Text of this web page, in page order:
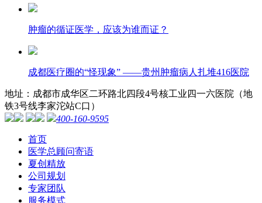
肿瘤的循证医学，应该为谁而证？
成都医疗圈的“怪现象” ——贵州肿瘤病人扎堆416医院
地址：成都市成华区二环路北四段4号核工业四一六医院（地
铁3号线李家沱站C口）
400-160-9595
首页
医学总顾问寄语
夏创精放
公司规划
专家团队
服务模式